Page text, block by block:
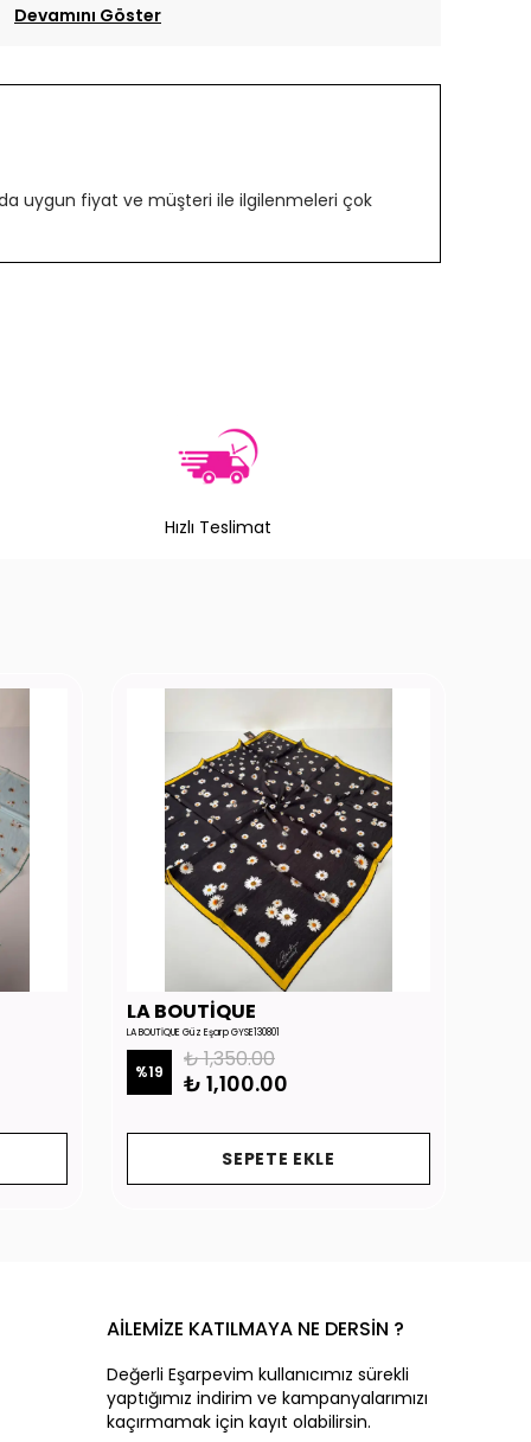
Devamını Göster
uygun fiyat ve müşteri ile ilgilenmeleri çok
Hızlı Teslimat
LA BOUTİQUE
LA BOUTİQUE Güz Eşarp GYSE130801
%19 ₺ 1,350.00
₺ 1,100.00
SEPETE EKLE
AİLEMİZE KATILMAYA NE DERSİN ?
Değerli Eşarpevim kullanıcımız sürekli
yaptığımız indirim ve kampanyalarımızı
kaçırmamak için kayıt olabilirsin.